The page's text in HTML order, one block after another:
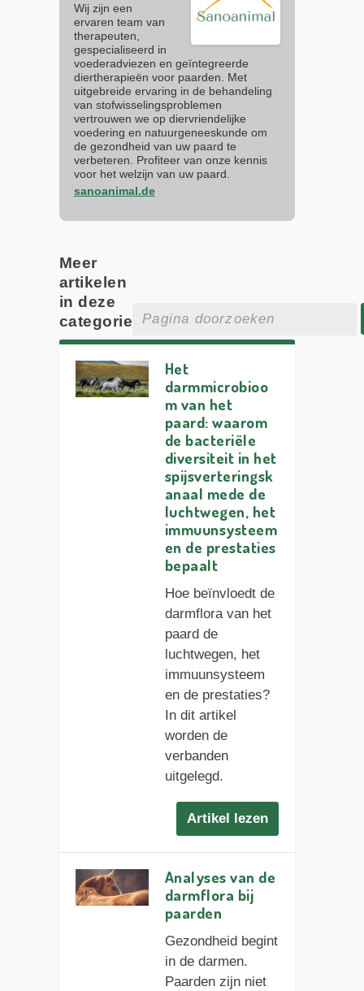
Wij zijn een
ervaren team van
therapeuten,
gespecialiseerd in
voederadviezen en geïntegreerde
diertherapieën voor paarden. Met
uitgebreide ervaring in de behandeling
van stofwisselingsproblemen
vertrouwen we op diervriendelijke
voedering en natuurgeneeskunde om
de gezondheid van uw paard te
verbeteren. Profiteer van onze kennis
voor het welzijn van uw paard.
sanoanimal.de
Meer
artikelen
in deze
categorie
Het
darmmicrobioo
m van het
paard: waarom
de bacteriële
diversiteit in het
spijsverteringsk
anaal mede de
luchtwegen, het
immuunsysteem
en de prestaties
bepaalt
Hoe beïnvloedt de
darmflora van het
paard de
luchtwegen, het
immuunsysteem
en de prestaties?
In dit artikel
worden de
verbanden
uitgelegd.
Artikel lezen
Analyses van de
darmflora bij
paarden
Gezondheid begint
in de darmen.
Paarden zijn niet